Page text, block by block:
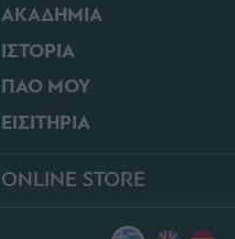
ΑΚΑΔΗΜΙΑ
ΙΣΤΟΡΙΑ
ΠΑΟ ΜΟΥ
ΕΙΣΙΤΗΡΙΑ
ONLINE STORE